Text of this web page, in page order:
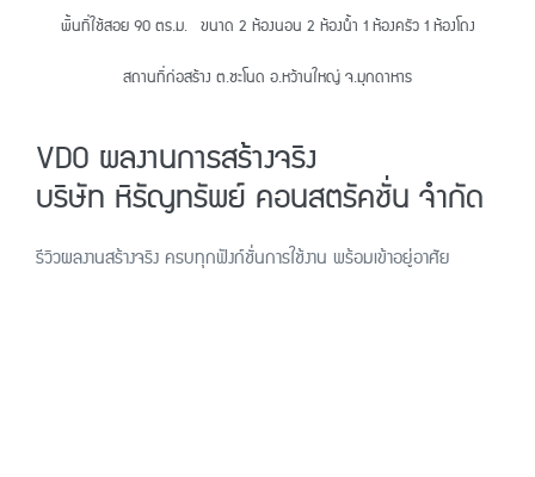
พื้นที่ใช้สอย 90 ตร.ม. ขนาด 2 ห้องนอน 2 ห้องน้ำ 1 ห้องครัว 1 ห้องโถง
สถานที่ก่อสร้าง ต.ชะโนด อ.หว้านใหญ่ จ.มุกดาหาร
VDO ผลงานการสร้างจริง
บริษัท หิรัญทรัพย์ คอนสตรัคชั่น จำกัด
รีวิวผลงานสร้างจริง ครบทุกฟังก์ชั่นการใช้งาน พร้อมเข้าอยู่อาศัย